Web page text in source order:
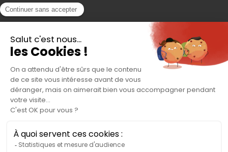
Actualités
Contact
Accès Adhérent